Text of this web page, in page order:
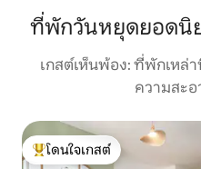
ที่พักวันหยุดยอดนิย
เกสต์เห็นพ้อง: ที่พักเหล่
ความสะ
โดนใจเกสต์ที่สุด
โดนใจเกสต์